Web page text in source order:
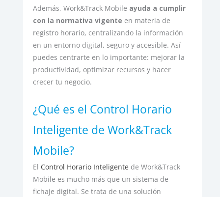
Además, Work&Track Mobile ayuda a cumplir
con la normativa vigente en materia de
registro horario, centralizando la información
en un entorno digital, seguro y accesible. Así
puedes centrarte en lo importante: mejorar la
productividad, optimizar recursos y hacer
crecer tu negocio.
¿Qué es el Control Horario
Inteligente de Work&Track
Mobile?
El Control Horario Inteligente de Work&Track
Mobile es mucho más que un sistema de
fichaje digital. Se trata de una solución